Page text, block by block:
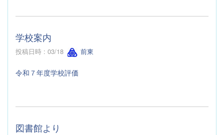
学校案内
投稿日時 : 03/18 前東
令和７年度学校評価
図書館より